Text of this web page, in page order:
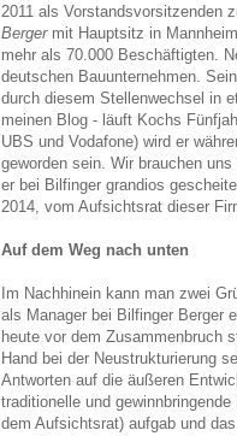
2011 als Vorstandsvorsitzenden
Bergermit Hauptsitz in
mehr als 70.000 Beschäftigten.
deutschen Bauunternehmen.
durch diesem Stellenwechsel in
meinen Blog - läuft Kochs
UBS und Vodafone) wird er
geworden sein. Wir brauchen
er bei Bilfinger grandios
2014, vom Aufsichtsrat dieser
Auf dem Weg nach unten
Im Nachhinein kann man zwei
als Manager bei Bilfinger Berger
heute vor dem Zusammenbruch
Hand bei der Neustrukturierung
Antworten auf die äußeren
traditionelle und
dem Aufsichtsrat) aufgab und